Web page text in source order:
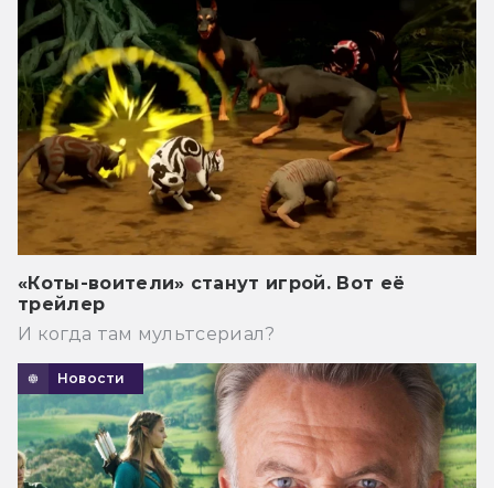
«Коты-воители» станут игрой. Вот её
трейлер
И когда там мультсериал?
Новости